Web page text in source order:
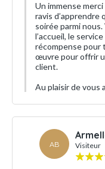
Un immense
ravis d’apprendre
soirée parmi
l’accueil, le
récompense
œuvre pour offrir
client.
Au plaisir de vous
AB Visiteur